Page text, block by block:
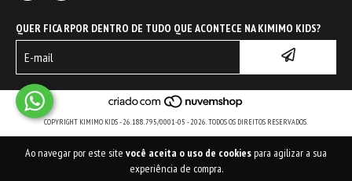
Ao navegar por este site você aceita o uso de cookiespara agilizar a sua
experiência de compra.
QUER FICA RPOR DENTRO DE TUDO QUE ACONTECE NA KIMIMO KIDS?
COPYRIGHT KIMIMO KIDS - 26.188.795/0001-05 - 2026. TODOS OS DIREITOS RESERVADOS.